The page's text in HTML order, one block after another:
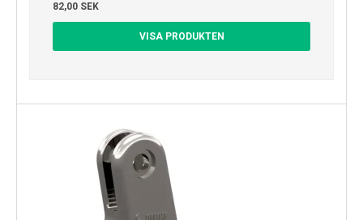
82,00 SEK
VISA PRODUKTEN